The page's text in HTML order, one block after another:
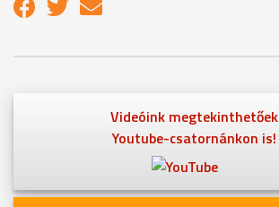
Videóink megtekinthetőek
Youtube-csatornánkon is!